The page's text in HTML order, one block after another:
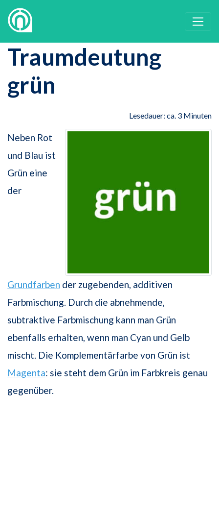
Traumdeutung
grün
Lesedauer: ca. 3 Minuten
Neben Rot
und Blau ist
Grün eine
der
Grundfarben der zugebenden, additiven
Farbmischung. Durch die abnehmende,
subtraktive Farbmischung kann man Grün
ebenfalls erhalten, wenn man Cyan und Gelb
mischt. Die Komplementärfarbe von Grün ist
Magenta: sie steht dem Grün im Farbkreis genau
gegenüber.